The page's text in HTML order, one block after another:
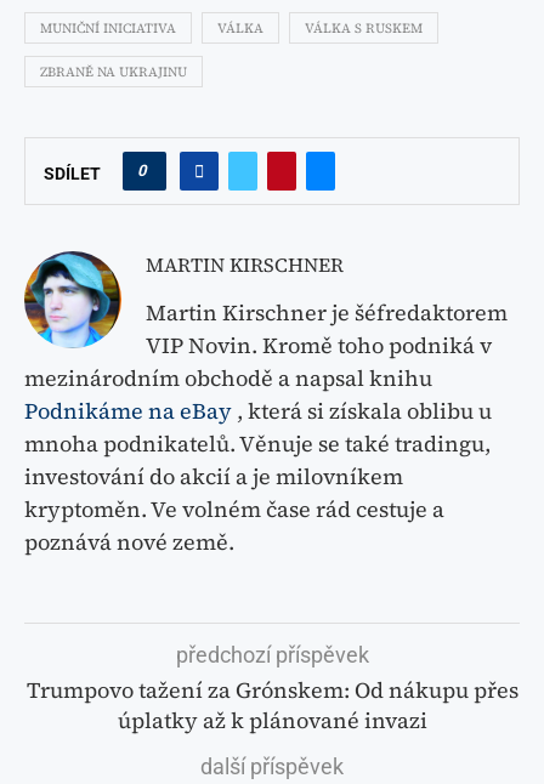
MUNIČNÍ INICIATIVA VÁLKA VÁLKA S RUSKEM
ZBRANĚ NA UKRAJINU
SDÍLET 0
MARTIN KIRSCHNER
Martin Kirschner je šéfredaktorem
VIP Novin. Kromě toho podniká v
mezinárodním obchodě a napsal knihu
Podnikáme na eBay , která si získala oblibu u
mnoha podnikatelů. Věnuje se také tradingu,
investování do akcií a je milovníkem
kryptoměn. Ve volném čase rád cestuje a
poznává nové země.
předchozí příspěvek
Trumpovo tažení za Grónskem: Od nákupu přes
úplatky až k plánované invazi
další příspěvek